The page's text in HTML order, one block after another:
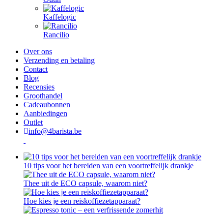
Kaffelogic
Rancilio
Over ons
Verzending en betaling
Contact
Blog
Recensies
Groothandel
Cadeaubonnen
Aanbiedingen
Outlet
info@4barista.be
10 tips voor het bereiden van een voortreffelijk drankje
Thee uit de ECO capsule, waarom niet?
Hoe kies je een reiskoffiezetapparaat?